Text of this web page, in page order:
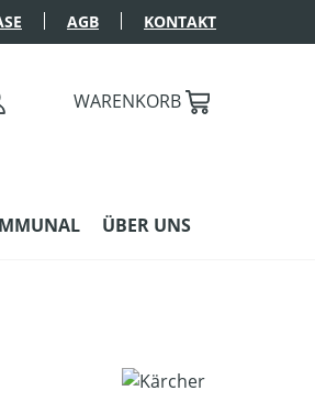
AGB KONTAKT
WARENKORB
ÜBER UNS